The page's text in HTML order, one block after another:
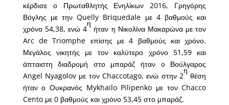
κέρδισε ο Πρωταθλητής Ενηλίκων 2016, Γρηγόρης
Βόγλης με την Quelly Briquedale με 4 βαθμούς και
χρόνο 54,38, ενώ 4
η
ήταν η Νικολίνα Μακαρώνα με τον
Arc de Triomphe επίσης με 4 βαθμούς και χρόνο.
Μεγάλος νικητής με τον καλύτερο χρόνο 51,59 και
άπταιστη διαδρομή στο μπαράζ ήταν ο Βούλγαρος
Angel Nyagolov με τον Chaccotago, ενώ στην 2
η
θέση
ήταν ο Ουκρανός Mykhailo Pilipenko με τον Chacco
Cento με 0 βαθμούς και χρόνο 53,45 στο μπαράζ.